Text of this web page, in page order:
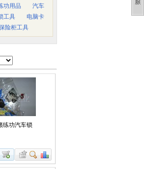
功用品
汽车
工具
电脑卡
险柜工具
练功汽车锁